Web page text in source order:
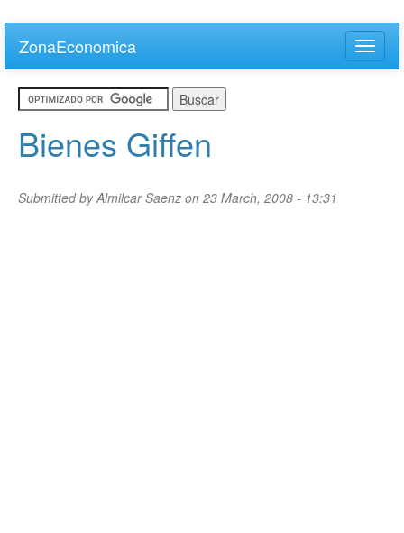
main
content
ZonaEconomica
Toggle
Bienes Giffen
Submitted byAlmilcar Saenz on 23 March, 2008 - 13:31